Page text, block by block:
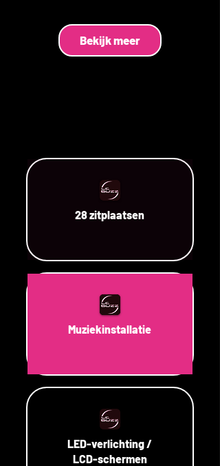
Bekijk meer
28 zitplaatsen
Muziekinstallatie
LED-verlichting /
LCD-schermen